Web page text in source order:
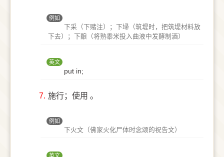
例如
下采（下赌注）；下埽（筑堤时，把筑堤材料放
下去）；下酿（将熟黍米投入曲液中发酵制酒）
英文
put in;
7. 施行；使用 。
例如
下火文（佛家火化尸体时念颂的祝告文）
英文